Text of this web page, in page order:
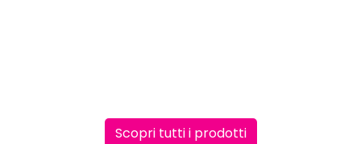
Scopri tutti i prodotti